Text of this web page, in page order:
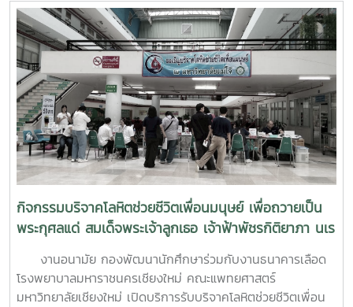
บุคลากรจากทั้งเครือข่าย ทปอ. และเครือข่ายสมาคมอุดมศึกษา
เอกชนแห่งประเทศไทย (สสอท.) การอบรมครั้งนี้มุ่งเน้นการ
พัฒนาองค์ความรู้และทักษะที่จำเป็นในการดูแลนิสิตนักศึกษา
ครอบคลุมตั้งแต่:ความรู้พื้นฐานด้านสุขภาพจิต: เรียนรู้แนวโน้ม
ปัญหา และปัจจัยเสี่ยงต่าง ๆ การคัดกรองและประเมินสุขภาพจิต
เบื้องต้น: ด้วยเครื่องมือมาตรฐาน เช่น DASS-21, PHQ-9 และ
ST-5 ทักษะการให้คำปรึกษาเบื้องต้น: อาทิ การฟังอย่างตั้งรับ
(Active Listening), ความเข้าใจใส่ใจ (Empathy) และการ
ปฐมพยาบาลทางจิตใจ (Psychological First Aid: PFA)
นอกจากนี้ ยังมีการเรียนรู้ระบบการดูแลและการส่งต่อกรณี
ฉุกเฉิน การทำงานร่วมกับผู้เชี่ยวชาญทางการแพทย์ ตลอดจน
การติดตามดูแลนิสิตอย่างต่อเนื่องสำหรับวันที่สองของการอบรม
มุ่งเน้นการจัดการสถานการณ์วิกฤตในมหาวิทยาลัย เช่น ภาวะ
เสี่ยงต่อการฆ่าตัวตาย การทำร้ายตนเอง ความรุนแรง และการก
ลั่นแกล้งทางไซเบอร์ (Cyberbullying) รวมถึงการออกแบบ
กิจกรรมเชิงป้องกันเพื่อสร้างความยืดหยุ่นทางใจ (Resilience)
กิจกรรมบริจาคโลหิตช่วยชีวิตเพื่อนมนุษย์ เพื่อถวายเป็น
พระกุศลแด่ สมเด็จพระเจ้าลูกเธอ เจ้าฟ้าพัชรกิติยาภา นเร
นทิราเทพยวดี กรมหลวงราช สาริณีสิริพัชร มหาวัชรราช
ธิดางานอนามัย กองพัฒนานักศึกษาร่วมกับงานธนาคารเลือด
โรงพยาบาลมหาราชนครเชียงใหม่ คณะแพทยศาสตร์
มหาวิทยาลัยเชียงใหม่ เปิดบริการรับบริจาคโลหิตช่วยชีวิตเพื่อน